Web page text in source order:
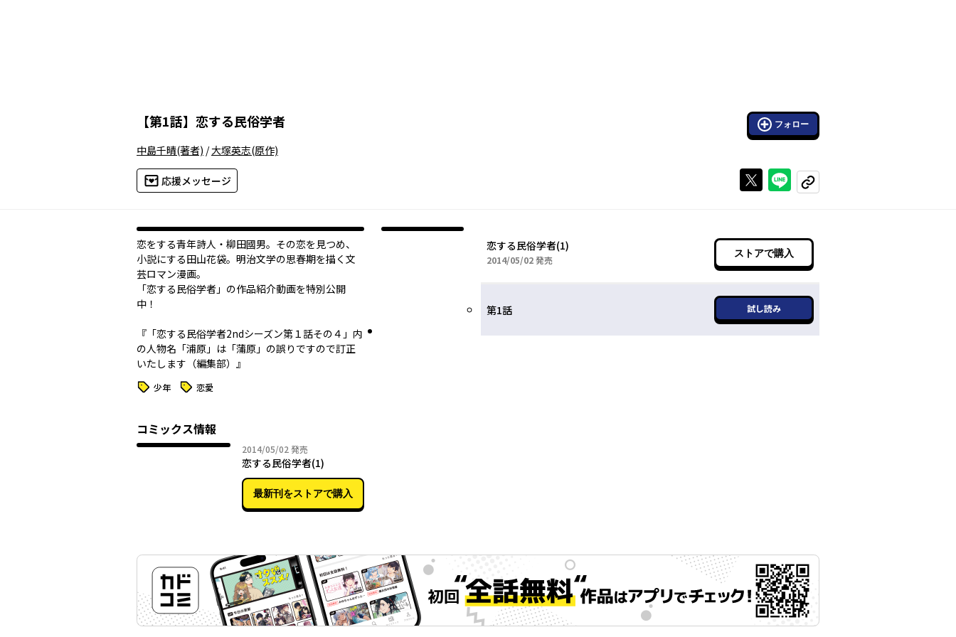
【第1話】 恋する民俗学者 フォロー
中島千晴(著者) /大塚英志(原作)
応援メッセージ Xで投稿するラインでシェアする
コピーする
恋をする青年詩人・柳田國男。その恋を見つめ、
小説にする田山花袋。明治文学の思春期を描く文
芸ロマン漫画。
「恋する民俗学者」の作品紹介動画を特別公開
中！
『「恋する民俗学者2ndシーズン第１話その４」内
の人物名「浦原」は「蒲原」の誤りですので訂正
いたします（編集部）』
タグ 少年 タグ 恋愛
コミックス情報
2014/05/02 2014年05月02日
発売
恋する民俗学者(1)
最新刊をストアで購入
恋する民俗学者(1)
2014/05/022014年05月02日
発売
ストアで購入
第1話 試し読み